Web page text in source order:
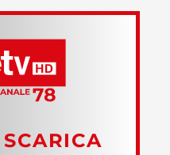
SCARICA